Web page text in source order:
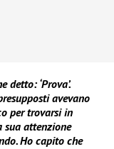
‘Prova’.
avevano
per trovarsi in
sua attenzione
Ho capito che